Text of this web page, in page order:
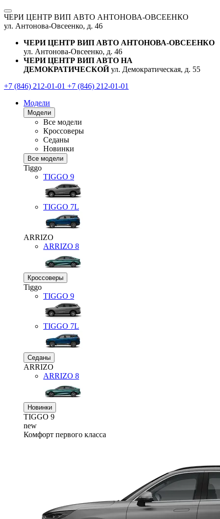
ЧЕРИ ЦЕНТР ВИП АВТО АНТОНОВА-ОВСЕЕНКО
ул. Антонова-Овсеенко, д. 46
ЧЕРИ ЦЕНТР ВИП АВТО АНТОНОВА-ОВСЕЕНКО
ул. Антонова-Овсеенко, д. 46
ЧЕРИ ЦЕНТР ВИП АВТО НА
ДЕМОКРАТИЧЕСКОЙ ул. Демократическая, д. 55
+7 (846) 212-01-01 +7 (846) 212-01-01
Модели
Модели
Все модели
Кроссоверы
Седаны
Новинки
Все модели
Tiggo
TIGGO 9
TIGGO 7L
ARRIZO
ARRIZO 8
Кроссоверы
Tiggo
TIGGO 9
TIGGO 7L
Седаны
ARRIZO
ARRIZO 8
Новинки
TIGGO 9
new
Комфорт первого класса